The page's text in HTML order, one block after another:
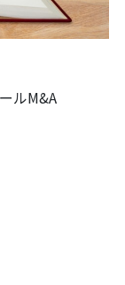
ルM&A